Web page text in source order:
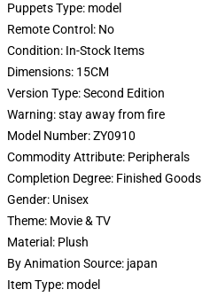
Puppets Type: model
Remote Control: No
Condition: In-Stock Items
Dimensions: 15CM
Version Type:Second Edition
Warning:stay away from fire
Model Number:ZY0910
Commodity Attribute: Peripherals
Completion Degree: Finished Goods
Gender: Unisex
Theme: Movie & TV
Material: Plush
By Animation Source: japan
Item Type: model